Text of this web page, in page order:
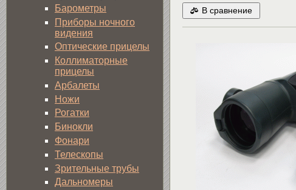
В сравнение
Барометры
Приборы ночного
видения
Оптические прицелы
Коллиматорные
прицелы
Арбалеты
Ножи
Рогатки
Бинокли
Фонари
Телескопы
Зрительные трубы
Дальномеры